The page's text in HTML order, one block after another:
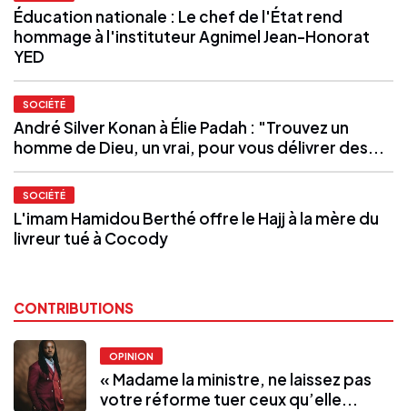
Éducation nationale : Le chef de l'État rend
hommage à l'instituteur Agnimel Jean-Honorat
YED
SOCIÉTÉ
André Silver Konan à Élie Padah : "Trouvez un
homme de Dieu, un vrai, pour vous délivrer des...
SOCIÉTÉ
L'imam Hamidou Berthé offre le Hajj à la mère du
livreur tué à Cocody
CONTRIBUTIONS
OPINION
« Madame la ministre, ne laissez pas
votre réforme tuer ceux qu’elle...